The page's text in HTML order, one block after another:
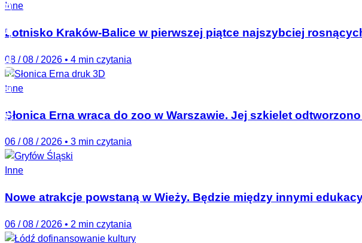
PARKMAG NEWSLETTER
Inne
Lotnisko Kraków-Balice w pierwszej piątce najszybciej
08 / 08 / 2026 • 4 min czytania
Inne
Słonica Erna wraca do zoo w Warszawie. Jej szkielet
06 / 08 / 2026 • 3 min czytania
Inne
Nowe atrakcje powstaną w Wieży. Będzie między innymi
06 / 08 / 2026 • 2 min czytania